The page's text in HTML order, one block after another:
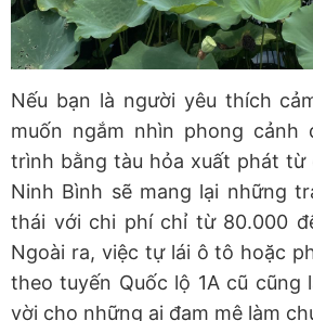
Nếu bạn là người yêu thích
muốn ngắm nhìn phong cảnh
trình bằng tàu hỏa xuất phát từ
Ninh Bình sẽ mang lại những
thái với chi phí chỉ từ 80.000
Ngoài ra, việc tự lái ô tô hoặc
theo tuyến Quốc lộ 1A cũ cũng
vời cho những ai đam mê làm